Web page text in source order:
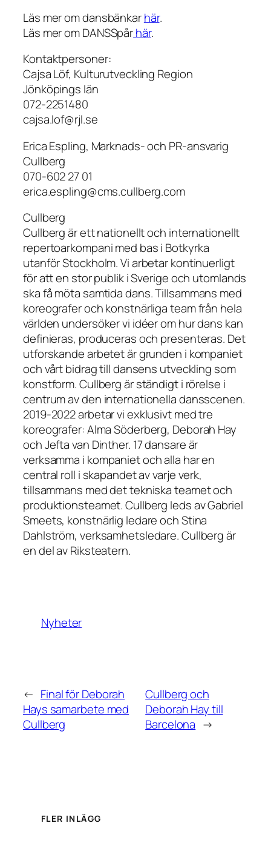
Läs mer om dansbänkarhär.
Läs mer om DANSSpårhär.
Kontaktpersoner:
Cajsa Löf, Kulturutveckling Region
Jönköpings län
072-2251480
cajsa.lof@rjl.se
Erica Espling, Marknads- och PR-ansvarig
Cullberg
070-602 27 01
erica.espling@cms.cullberg.com
Cullberg
Cullberg är ett nationellt och internationellt
repertoarkompani med bas i Botkyrka
utanför Stockholm. Vi arbetar kontinuerligt
för att en stor publik i Sverige och utomlands
ska få möta samtida dans. Tillsammans med
koreografer och konstnärliga team från hela
världen undersöker vi idéer om hur dans kan
definieras, produceras och presenteras. Det
utforskande arbetet är grunden i kompaniet
och vårt bidrag till dansens utveckling som
konstform. Cullberg är ständigt i rörelse i
centrum av den internationella dansscenen.
2019-2022 arbetar vi exklusivt med tre
koreografer: Alma Söderberg, Deborah Hay
och Jefta van Dinther. 17 dansare är
verksamma i kompaniet och alla har en
central roll i skapandet av varje verk,
tillsammans med det tekniska teamet och
produktionsteamet. Cullberg leds av Gabriel
Smeets, konstnärlig ledare och Stina
Dahlström, verksamhetsledare. Cullberg är
en del av Riksteatern.
Nyheter
← Final för Deborah
Hays samarbete med
Cullberg
Cullberg och
Deborah Hay till
Barcelona →
FLER INLÄGG